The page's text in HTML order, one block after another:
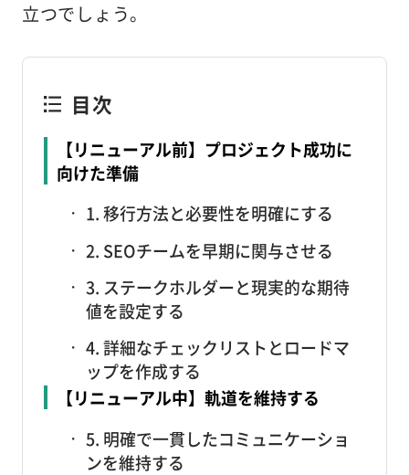
立つでしょう。
目次
【リニューアル前】プロジェクト成功に
向けた準備
1. 移行方法と必要性を明確にする
2. SEOチームを早期に関与させる
3. ステークホルダーと現実的な期待
値を設定する
4. 詳細なチェックリストとロードマ
ップを作成する
【リニューアル中】軌道を維持する
5. 明確で一貫したコミュニケーショ
ンを維持する